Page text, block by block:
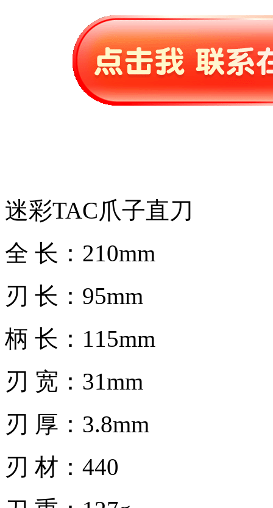
迷彩TAC爪子直刀
全 长：210mm
刃 长：95mm
柄 长：115mm
刃 宽：31mm
刃 厚：3.8mm
刃 材：440